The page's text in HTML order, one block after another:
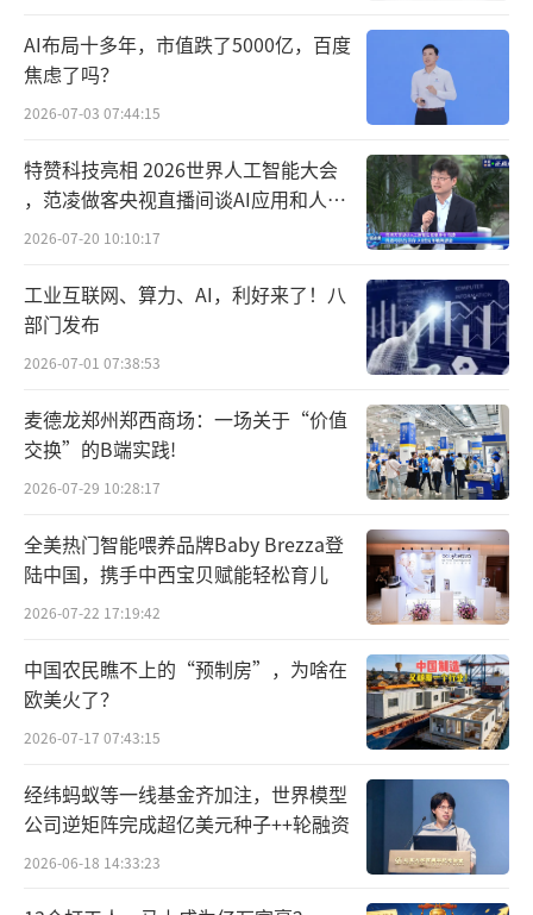
款吸尘器同步斩获伦敦设计奖金奖，并全员拿
下TITAN创新奖铂金奖。
MOVA I10主打轻量化全能清洁，1.35kg超
轻主机搭配人体工学弧度手柄，女性单手可轻
松操作，高举清扫高处也毫无负担。独创360°
提升49%，边角清洁效率提升23%；搭配140°
超广角绿光显尘技术、170°大角度躺平设计，
轻松识别微尘、深入10厘米低矮夹缝，整机6重
精细过滤实现99.99%深度净滤，兼顾灵活、精
准与健康。
AI布局十多年，市值跌了5000亿，百度
焦虑了吗？
2026-07-03 07:44:15
特赞科技亮相 2026世界人工智能大会
，范凌做客央视直播间谈AI应用和人机
关系
2026-07-20 10:10:17
工业互联网、算力、AI，利好来了！八
部门发布
2026-07-01 07:38:53
麦德龙郑州郑西商场：一场关于“价值
交换”的B端实践!
2026-07-29 10:28:17
全美热门智能喂养品牌Baby Brezza登
陆中国，携手中西宝贝赋能轻松育儿
2026-07-22 17:19:42
中国农民瞧不上的“预制房”，为啥在
欧美火了？
2026-07-17 07:43:15
经纬蚂蚁等一线基金齐加注，世界模型
公司逆矩阵完成超亿美元种子++轮融资
2026-06-18 14:33:23